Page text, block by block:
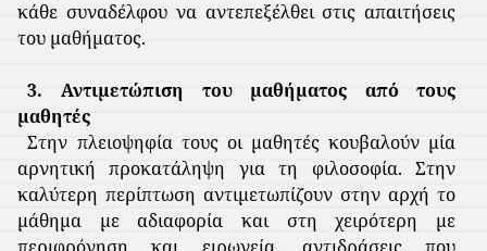
κάθε συναδέλφου να αντεπεξέλθει στις απαιτήσεις
του μαθήματος.
3. Αντιμετώπιση του μαθήματος από τους
μαθητές
Στην πλειοψηφία τους οι μαθητές κουβαλούν μία
αρνητική προκατάληψη για τη φιλοσοφία. Στην
καλύτερη περίπτωση αντιμετωπίζουν στην αρχή το
μάθημα με αδιαφορία και στη χειρότερη με